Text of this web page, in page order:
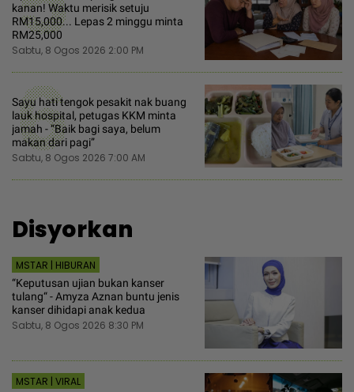
kanan! Waktu merisik setuju
RM15,000... Lepas 2 minggu minta
RM25,000
Sabtu, 8 Ogos 2026 2:00 PM
6
Sayu hati tengok pesakit nak buang
lauk hospital, petugas KKM minta
jamah - “Baik bagi saya, belum
makan dari pagi”
Sabtu, 8 Ogos 2026 7:00 AM
Disyorkan
MSTAR | HIBURAN
“Keputusan ujian bukan kanser
tulang“ - Amyza Aznan buntu jenis
kanser dihidapi anak kedua
Sabtu, 8 Ogos 2026 8:30 PM
MSTAR | VIRAL